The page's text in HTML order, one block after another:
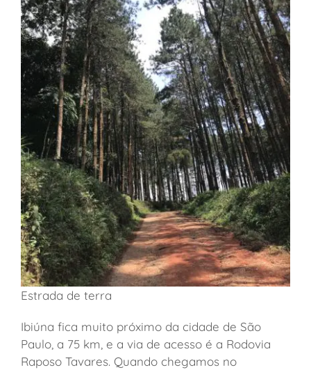
Estrada de terra
Ibiúna fica muito próximo da cidade de São
Paulo, a 75 km, e a via de acesso é a Rodovia
Raposo Tavares. Quando chegamos no